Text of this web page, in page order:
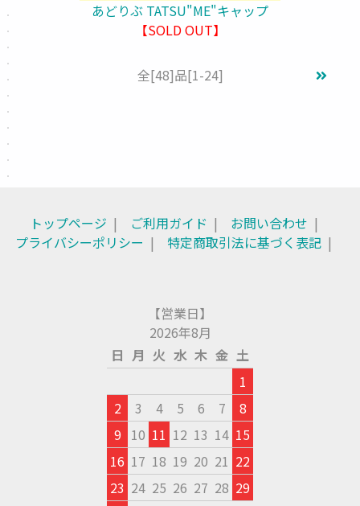
あどりぶ TATSU"ME"キャップ
【SOLD OUT】
全[48]品[1-24]
トップページ ご利用ガイド
お問い合わせ
プライバシーポリシー
特定商取引法に基づく表記
【営業日】
2026年8月
日 月 火 水 木 金 土
1
2
3 4 5 6 7
8
9 10 11 12 13 14 15
16 17 18 19 20 21 22
23 24 25 26 27 28 29